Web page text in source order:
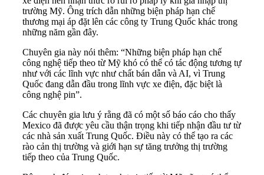
trường Mỹ. Ông trích dẫn những biện pháp hạn chế
thương mại áp đặt lên các công ty Trung Quốc khác trong
những năm gần đây.
Chuyên gia này nói thêm: “Những biện pháp hạn chế
công nghệ tiếp theo từ Mỹ khó có thể có tác động tương tự
như với các lĩnh vực như chất bán dẫn và AI, vì Trung
Quốc đang dẫn đầu trong lĩnh vực xe điện, đặc biệt là
công nghệ pin”.
Các chuyên gia lưu ý rằng đã có một số báo cáo cho thấy
Mexico đã được yêu cầu thận trọng khi tiếp nhận đầu tư từ
các nhà sản xuất Trung Quốc. Điều này có thể tạo ra các
rào cản thị trường và giới hạn sự tăng trưởng thị trường
tiếp theo của Trung Quốc.